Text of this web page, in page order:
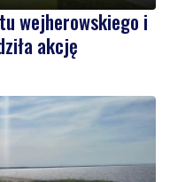
wejherowskiego i
akcję